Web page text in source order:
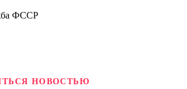
ФССР
НОВОСТЬЮ